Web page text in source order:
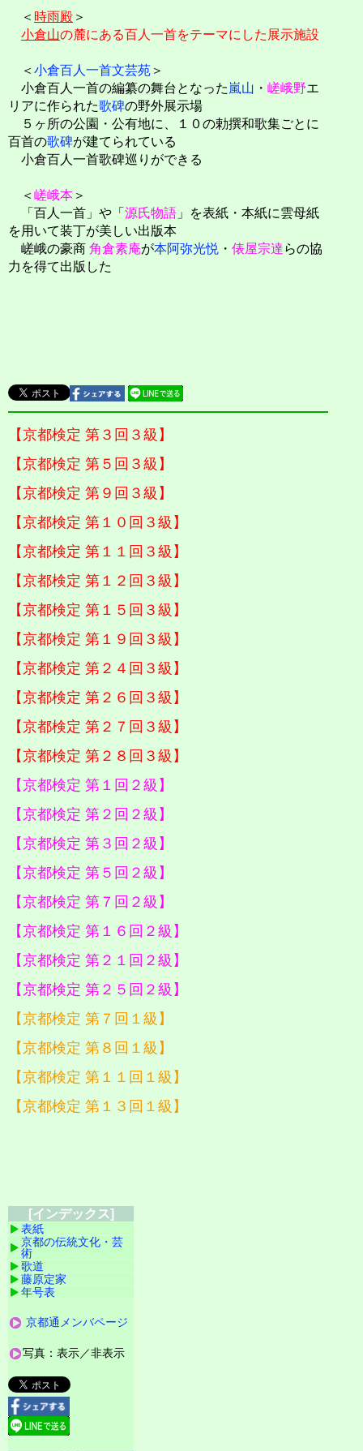
＜ 時雨殿 ＞
小倉山の麓にある百人一首をテーマにした展示施設
＜ 小倉百人一首文芸苑 ＞
小倉百人一首の編纂の舞台となった 嵐山 ・ 嵯峨野エ
リアに作られた歌碑の野外展示場
５ヶ所の公園・公有地に、１０の勅撰和歌集ごとに
百首の歌碑が建てられている
小倉百人一首歌碑巡りができる
＜ 嵯峨本 ＞
「百人一首」や「 源氏物語 」を表紙・本紙に雲母紙
を用いて装丁が美しい出版本
嵯峨の豪商 角倉素庵が本阿弥光悦 ・ 俵屋宗達らの協
力を得て出版した
【京都検定 第３回３級】
【京都検定 第５回３級】
【京都検定 第９回３級】
【京都検定 第１０回３級】
【京都検定 第１１回３級】
【京都検定 第１２回３級】
【京都検定 第１５回３級】
【京都検定 第１９回３級】
【京都検定 第２４回３級】
【京都検定 第２６回３級】
【京都検定 第２７回３級】
【京都検定 第２８回３級】
【京都検定 第１回２級】
【京都検定 第２回２級】
【京都検定 第３回２級】
【京都検定 第５回２級】
【京都検定 第７回２級】
【京都検定 第１６回２級】
【京都検定 第２１回２級】
【京都検定 第２５回２級】
【京都検定 第７回１級】
【京都検定 第８回１級】
【京都検定 第１１回１級】
【京都検定 第１３回１級】
[インデックス]
表紙
京都の伝統文化・芸
術
歌道
藤原定家
年号表
京都通メンバページ
写真：表示／非表示